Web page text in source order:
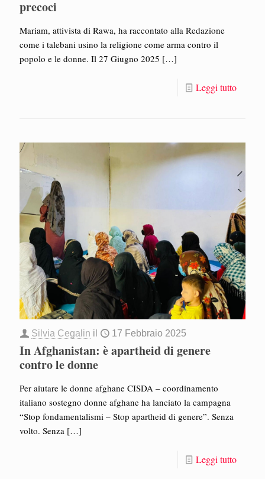
precoci
Mariam, attivista di Rawa, ha raccontato alla Redazione
come i talebani usino la religione come arma contro il
popolo e le donne. Il 27 Giugno 2025 […]
Leggi tutto
Silvia Cegalin il 17 Febbraio 2025
In Afghanistan: è apartheid di genere
contro le donne
Per aiutare le donne afghane CISDA – coordinamento
italiano sostegno donne afghane ha lanciato la campagna
“Stop fondamentalismi – Stop apartheid di genere”. Senza
volto. Senza […]
Leggi tutto